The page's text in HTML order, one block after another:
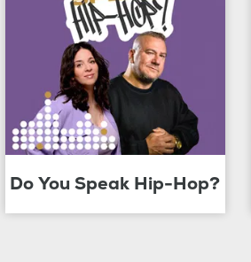
Do You Speak Hip-Hop?